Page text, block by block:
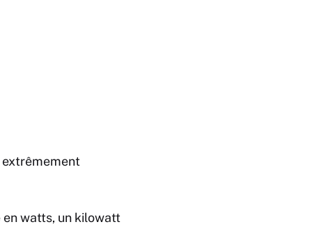
extrêmement
watts, un kilowatt